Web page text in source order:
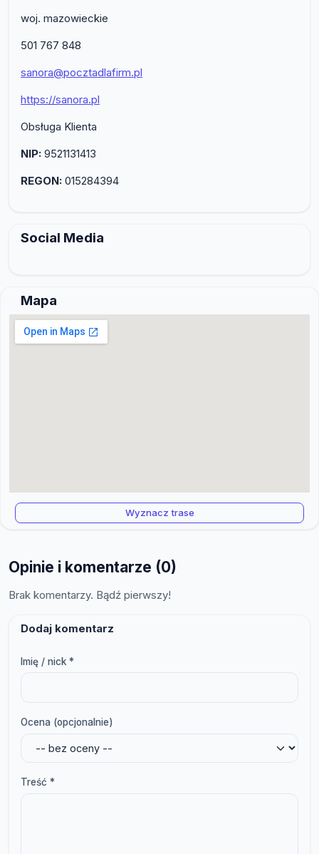
woj. mazowieckie
501 767 848
sanora@pocztadlafirm.pl
https://sanora.pl
Obsługa Klienta
NIP: 9521131413
REGON: 015284394
Social Media
Mapa
Wyznacz trase
Opinie i komentarze (0)
Brak komentarzy. Bądź pierwszy!
Dodaj komentarz
Imię / nick *
Ocena (opcjonalnie)
Treść *